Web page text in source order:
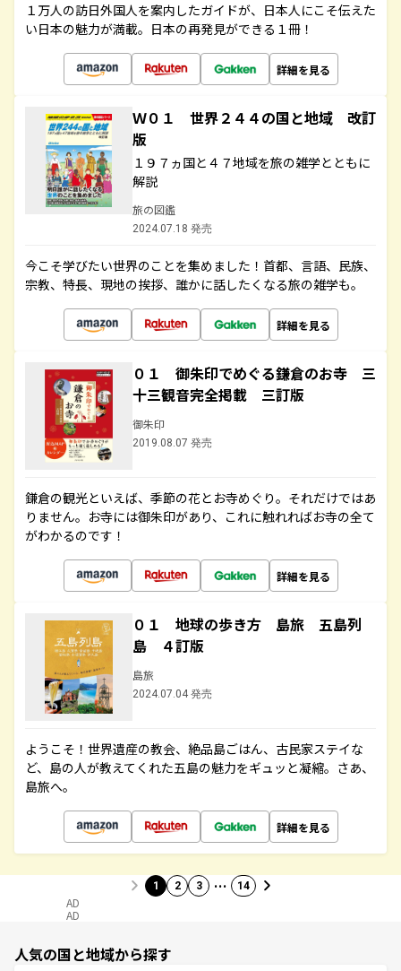
１万人の訪日外国人を案内したガイドが、日本人にこそ伝えた
い日本の魅力が満載。日本の再発見ができる１冊！
詳細を見る
Ｗ０１ 世界２４４の国と地域 改訂
版
１９７ヵ国と４７地域を旅の雑学とともに
解説
旅の図鑑
2024.07.18 発売
今こそ学びたい世界のことを集めました！首都、言語、民族、
宗教、特長、現地の挨拶、誰かに話したくなる旅の雑学も。
詳細を見る
０１ 御朱印でめぐる鎌倉のお寺 三
十三観音完全掲載 三訂版
御朱印
2019.08.07 発売
鎌倉の観光といえば、季節の花とお寺めぐり。それだけではあ
りません。お寺には御朱印があり、これに触れればお寺の全て
がわかるのです！
詳細を見る
０１ 地球の歩き方 島旅 五島列
島 ４訂版
島旅
2024.07.04 発売
ようこそ！世界遺産の教会、絶品島ごはん、古民家ステイな
ど、島の人が教えてくれた五島の魅力をギュッと凝縮。さあ、
島旅へ。
詳細を見る
1 2 3 … 14
AD
AD
人気の国と地域から探す